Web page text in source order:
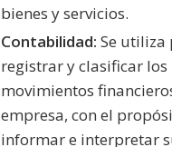
bienes y servicios.
Contabilidad: Se utiliza
registrar y clasificar los
movimientos
empresa, con el
informar e interpretar